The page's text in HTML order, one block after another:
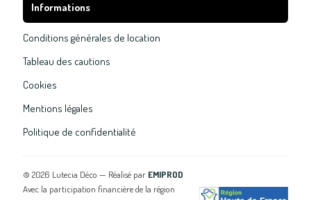
Informations
Conditions générales de location
Tableau des cautions
Cookies
Mentions légales
Politique de confidentialité
© 2026 Lutecia Déco — Réalisé par EMIPROD
Avec la participation financière de la région